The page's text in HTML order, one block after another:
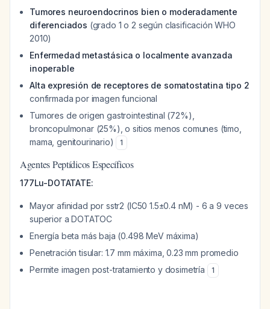
Tumores neuroendocrinos bien o moderadamente
diferenciados (grado 1 o 2 según clasificación WHO
2010)
Enfermedad metastásica o localmente avanzada
inoperable
Alta expresión de receptores de somatostatina tipo 2
confirmada por imagen funcional
Tumores de origen gastrointestinal (72%),
broncopulmonar (25%), o sitios menos comunes (timo,
mama, genitourinario)
1
Agentes Peptídicos Específicos
177Lu-DOTATATE:
Mayor afinidad por sstr2 (IC50 1.5±0.4 nM) - 6 a 9 veces
superior a DOTATOC
Energía beta más baja (0.498 MeV máxima)
Penetración tisular: 1.7 mm máxima, 0.23 mm promedio
Permite imagen post-tratamiento y dosimetría
1